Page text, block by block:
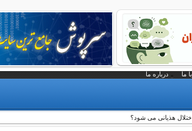
ما درباره ما
هذیانی می شود؟